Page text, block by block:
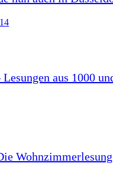
Lesungen aus 1000